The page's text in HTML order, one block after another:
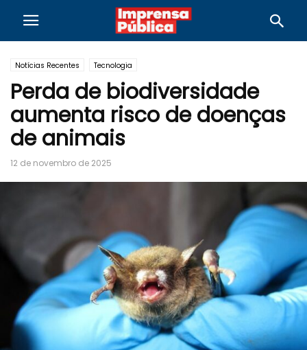
Notícias Recentes Tecnologia
Perda de biodiversidade
aumenta risco de doenças
de animais
12 de novembro de 2025